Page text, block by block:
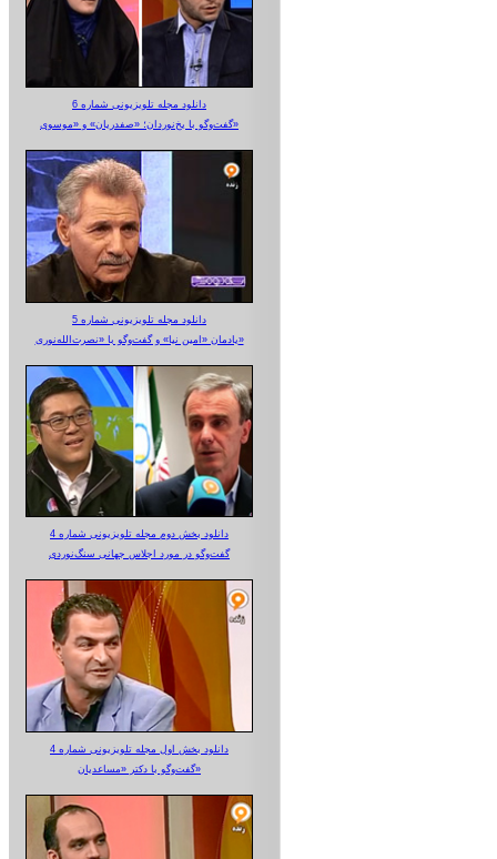
دانلود مجله تلویزیونی شماره 6
گفت‌وگو با یخ‌نوردان؛ «صفدریان» و «موسوی»
دانلود مجله تلویزیونی شماره 5
یادمان «امین نیا» و گفت‌وگو با «نصرت‌الله‌نوری»
دانلود بخش دوم مجله تلویزیونی شماره 4
گفت‌وگو در مورد اجلاس جهانی سنگ‌نوردی
دانلود بخش اول مجله تلویزیونی شماره 4
گفت‌وگو با دکتر «مساعدیان»